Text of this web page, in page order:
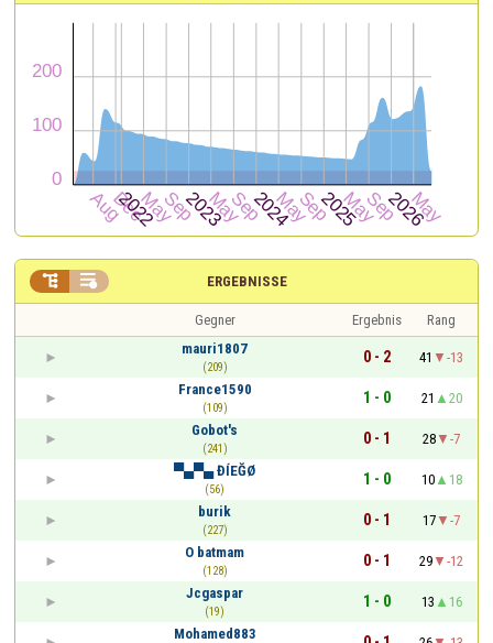
ERGEBNISSE
 
Gegner Ergebnis
Rang
mauri1807
(209)
0 - 2 41
-13
France1590
(109)
1 - 0 21
20
Gobot's
(241)
0 - 1 28
-7
▀▄▀▄ ĐÍEĞØ
(56)
1 - 0 10
18
burik
(227)
0 - 1 17
-7
O batmam
(128)
0 - 1 29
-12
Jcgaspar
(19)
1 - 0 13
16
Mohamed883